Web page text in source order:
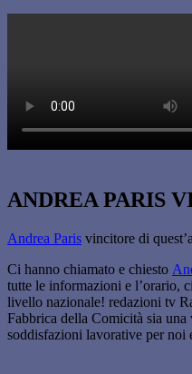
ANDREA PARIS
Andrea Paris vincitore di
Ci hanno chiamato e chiesto
tutte le informazioni e l’orario,
livello nazionale! redazioni tv
Fabbrica della Comicità sia
soddisfazioni lavorative per